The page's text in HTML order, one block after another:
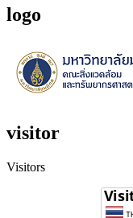
logo
visitor
Visitors